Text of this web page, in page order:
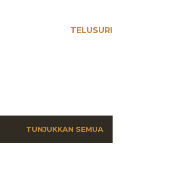
TELUSURI
TUNJUKKAN SEMUA